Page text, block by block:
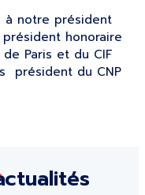
à notre président
président honoraire
Paris et du CIF
président du CNP